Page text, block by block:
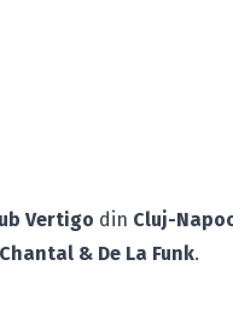
Vertigo din Cluj-
Chantal & De La Funk.